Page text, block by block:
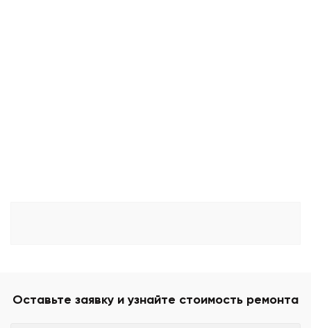
Оставьте заявку и узнайте стоимость ремонта